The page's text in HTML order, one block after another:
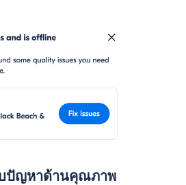
ปัญหาด้านคุณภาพ